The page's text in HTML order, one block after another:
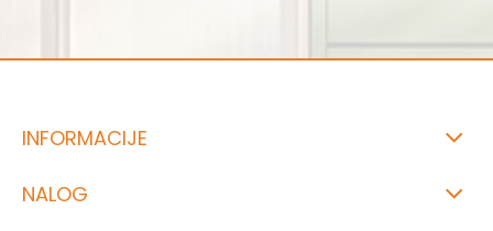
INFORMACIJE
NALOG